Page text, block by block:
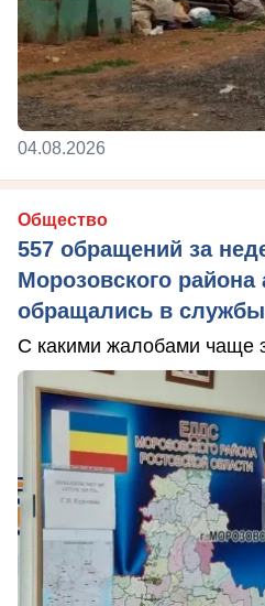
04.08.2026
Общество
557 обращений за
Морозовского района
обращались в службы
С какими жалобами чаще